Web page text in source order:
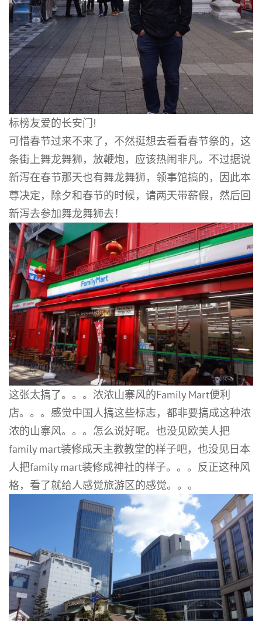
标榜友爱的长安门!
可惜春节过来不来了，不然挺想去看看春节祭的，这
条街上舞龙舞狮，放鞭炮，应该热闹非凡。不过据说
新泻在春节那天也有舞龙舞狮，领事馆搞的，因此本
尊决定，除夕和春节的时候，请两天带薪假，然后回
新泻去参加舞龙舞狮去！
这张太搞了。。。浓浓山寨风的Family Mart便利
店。。。感觉中国人搞这些标志，都非要搞成这种浓
浓的山寨风。。。怎么说好呢。也没见欧美人把
family mart装修成天主教教堂的样子吧，也没见日本
人把family mart装修成神社的样子。。。反正这种风
格，看了就给人感觉旅游区的感觉。。。